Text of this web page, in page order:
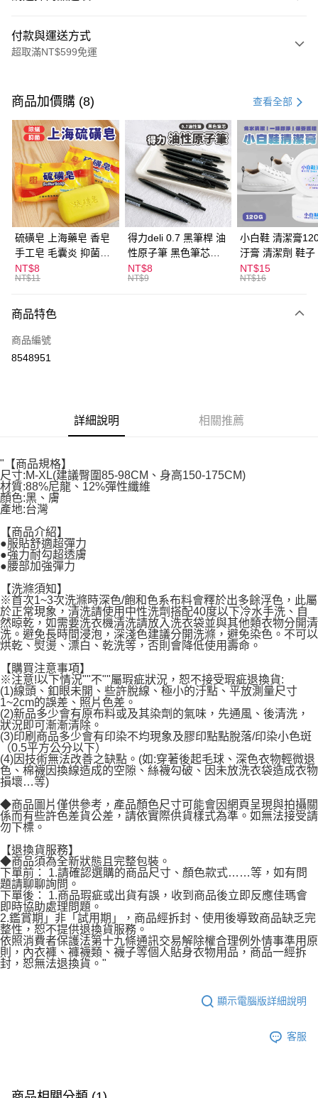
付款與運送方式
超取滿NT$599免運
信用卡一次付款
超商取貨付款
LINE Pay
Apple Pay
街口支付
悠遊付
ATM付款
全家取貨付款
每筆NT$60，滿NT$599(含以上)免運費
付款後全家取貨
每筆NT$60，滿NT$599(含以上)免運費
每筆NT$60，滿NT$599(含以上)免運費
宅配
每筆NT$120，滿NT$1,999(含以上)免運費
商品加價購 (8) 查看全部
硫磺皂 上海藥皂 香皂
手工皂 毛囊炎 抑菌除
蟎 清潔護膚 去油去痘
寵物皮膚病 狗狗貓咪
NT$8
NT$11
得力deli 0.7 黑筆桿 油
性原子筆 黑色筆芯
S304
NT$8
NT$9
小白鞋 清潔膏
汙膏 清潔劑 鞋子
漬 白皮鞋 鞋油
NT$15
NT$16
商品特色
商品編號
8548951
詳細說明 相關推薦
"【商品規格】
尺寸:M-XL(建議臀圍85-98CM、身高150-175CM)
材質:88%尼龍、12%彈性纖維
顏色:黑、膚
產地:台灣
【商品介紹】
●服貼舒適超彈力
●強力耐勾超透膚
●腰部加強彈力
【洗滌須知】
※首次1~3次洗滌時深色/飽和色系布料會釋於出多餘浮色，此屬
於正常現象，清洗請使用中性洗劑搭配40度以下冷水手洗、自
然晾乾，如需要洗衣機清洗請放入洗衣袋並與其他類衣物分開清
洗。避免長時間浸泡，深淺色建議分開洗滌，避免染色。不可以
烘乾、熨燙、漂白、乾洗等，否則會降低使用壽命。
【購買注意事項】
※注意!以下情況""不""屬瑕疵狀況，恕不接受瑕疵退換貨:
(1)線頭、釦眼未開、些許脫線、極小的汙點、平放測量尺寸
1~2cm的誤差、照片色差。
(2)新品多少會有原布料或及其染劑的氣味，先通風、後清洗，
狀況即可漸漸清除。
(3)印刷商品多少會有印染不均現象及膠印點點脫落/印染小色斑
（0.5平方公分以下）
(4)因技術無法改善之缺點。(如:穿著後起毛球、深色衣物輕微退
色、棉襪因換線造成的空隙、絲襪勾破、因未放洗衣袋造成衣物
損壞…等)
◆商品圖片僅供參考，產品顏色尺寸可能會因網頁呈現與拍攝關
係而有些許色差貨公差，請依實際供貨樣式為準。如無法接受請
勿下標。
【退換貨服務】
◆商品須為全新狀態且完整包裝。
下單前： 1.請確認選購的商品尺寸、顏色款式……等，如有問
題請聊聊詢問。
下單後： 1.商品瑕疵或出貨有誤，收到商品後立即反應佳瑪會
即時協助處理問題。
2.鑑賞期」非「試用期」，商品經拆封、使用後導致商品缺乏完
整性，恕不提供退換貨服務。
依照消費者保護法第十九條通訊交易解除權合理例外情事準用原
則，內衣褲、褲襪類、襪子等個人貼身衣物用品，商品一經拆
封，恕無法退換貨。"
顯示電腦版詳細說明
客服